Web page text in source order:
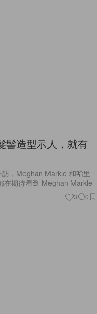
髻造型示人，就有
，Meghan Markle 和哈里
在期待看到 Meghan Markle
3 0